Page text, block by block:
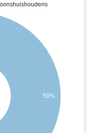
50%